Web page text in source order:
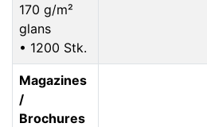
170 g/m²
glans
• 1200 Stk.
Magazines
/
Brochures